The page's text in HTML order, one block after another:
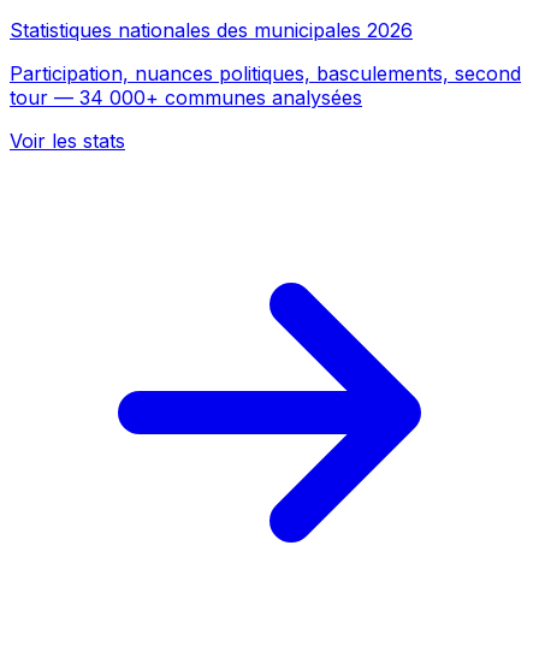
Statistiques nationales des municipales 2026
Participation, nuances politiques, basculements, second
tour — 34 000+ communes analysées
Voir les stats